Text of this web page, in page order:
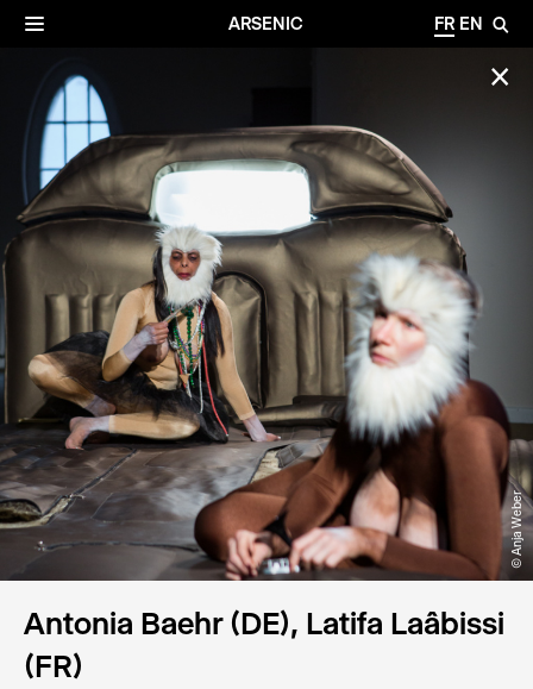
ARSENIC FR EN 🔎
☰
✕
© Anja Weber
Antonia Baehr (DE), Latifa Laâbissi
(FR)